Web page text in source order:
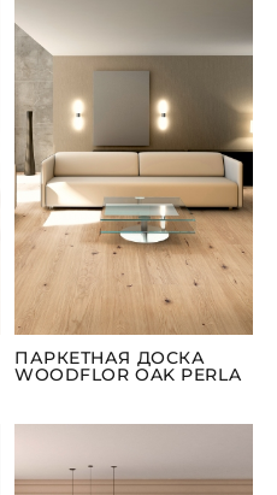
ПАРКЕТНАЯ ДОСКА
WOODFLOR OAK PERLA